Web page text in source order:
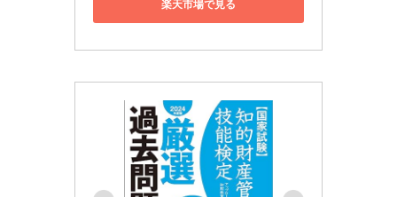
楽天市場で見る